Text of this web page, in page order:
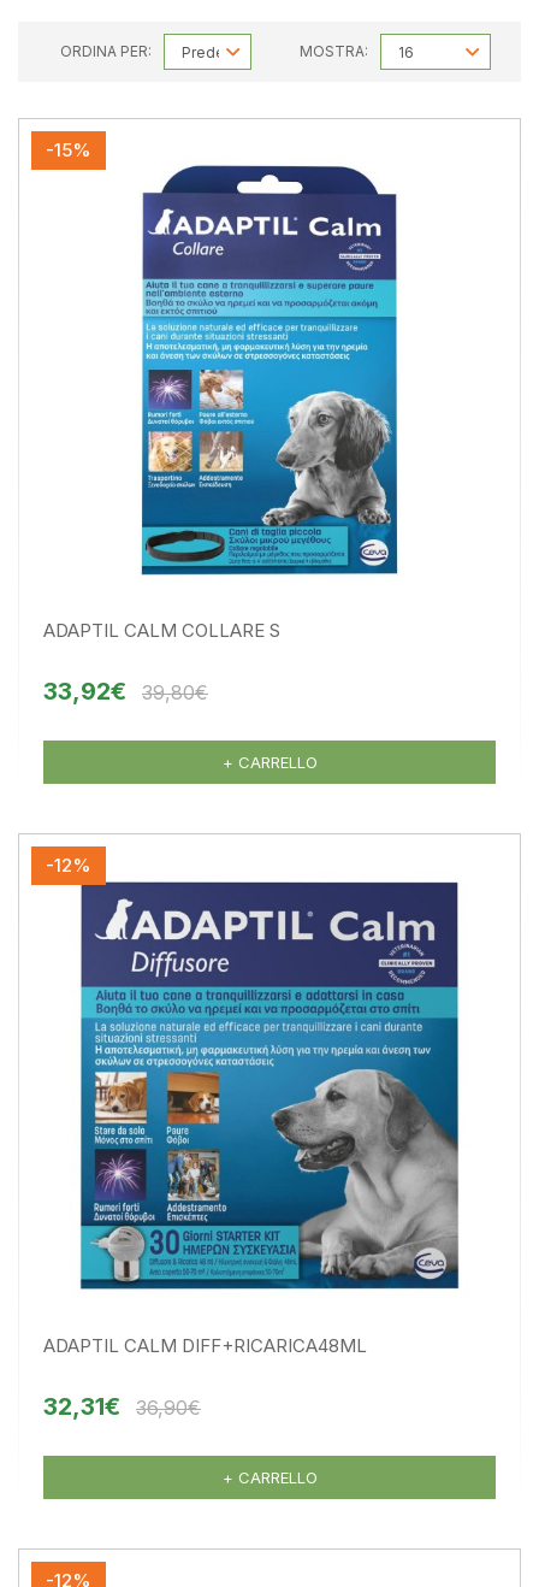
ORDINA PER: MOSTRA:
-15%
ADAPTIL CALM COLLARE S
33,92€ 39,80€
+ CARRELLO
-12%
ADAPTIL CALM DIFF+RICARICA48ML
32,31€ 36,90€
+ CARRELLO
-12%